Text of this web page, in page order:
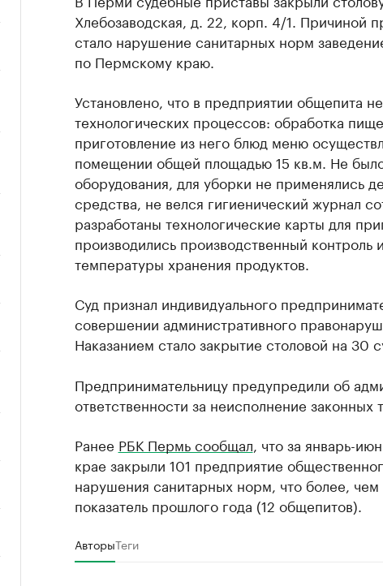
Хлебозаводская, д. 22, корп. 4/1. Причиной
стало нарушение санитарных норм
по Пермскому краю.
Установлено, что в предприятии общепита
технологических процессов: обработка
приготовление из него блюд меню
помещении общей площадью 15 кв.м. Не
оборудования, для уборки не применялись
средства, не велся гигиенический журнал
разработаны технологические карты для
производились производственный контроль
температуры хранения продуктов.
Суд признал индивидуального
совершении административного
Наказанием стало закрытие столовой на 30
Предпринимательницу предупредили об
ответственности за неисполнение законных
Ранее РБК Пермь сообщал , что за январь-
крае закрыли 101 предприятие
нарушения санитарных норм, что более,
показатель прошлого года (12 общепитов).
АвторыТеги